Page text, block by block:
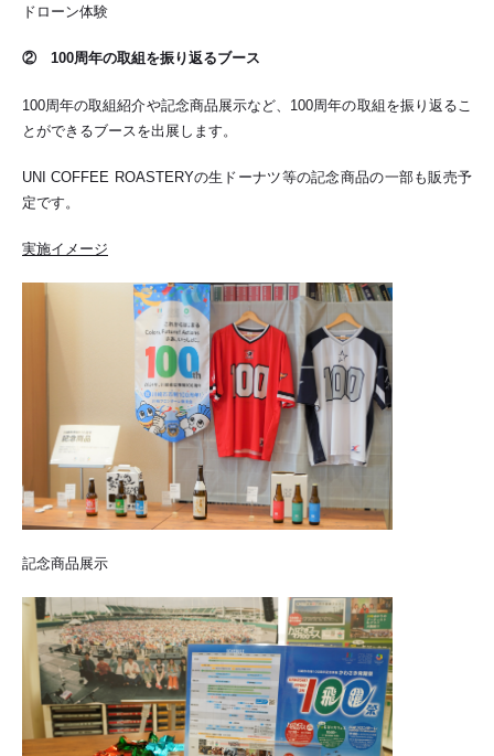
ドローン体験
② 100周年の取組を振り返るブース
100周年の取組紹介や記念商品展示など、100周年の取組を振り返るこ
とができるブースを出展します。
UNI COFFEE ROASTERYの生ドーナツ等の記念商品の一部も販売予
定です。
実施イメージ
記念商品展示